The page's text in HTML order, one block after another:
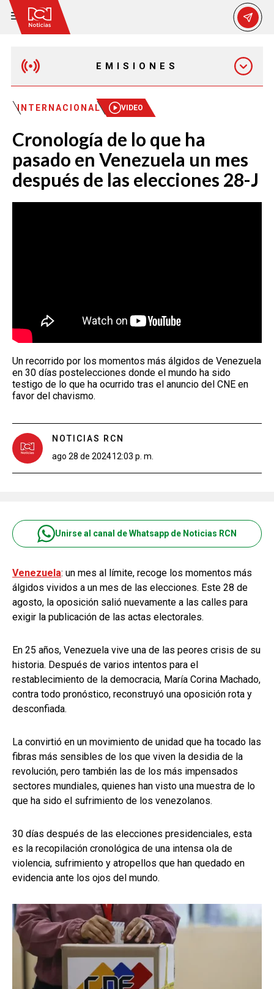
EMISIONES
EMISIÓN 12:30 PM
EMISIÓN 7:00 PM
INTERNACIONAL VIDEO
Cronología de lo que ha
pasado en Venezuela un mes
después de las elecciones 28-J
Un recorrido por los momentos más álgidos de Venezuela
en 30 días postelecciones donde el mundo ha sido
testigo de lo que ha ocurrido tras el anuncio del CNE en
favor del chavismo.
NOTICIAS RCN
ago 28 de 202412:03 p. m.
Unirse al canal de Whatsapp de Noticias RCN
Venezuela: un mes al límite, recoge los momentos más
álgidos vividos a un mes de las elecciones. Este 28 de
agosto, la oposición salió nuevamente a las calles para
exigir la publicación de las actas electorales.
En 25 años, Venezuela vive una de las peores crisis de su
historia. Después de varios intentos para el
restablecimiento de la democracia, María Corina Machado,
contra todo pronóstico, reconstruyó una oposición rota y
desconfiada.
La convirtió en un movimiento de unidad que ha tocado las
fibras más sensibles de los que viven la desidia de la
revolución, pero también las de los más impensados
sectores mundiales, quienes han visto una muestra de lo
que ha sido el sufrimiento de los venezolanos.
30 días después de las elecciones presidenciales, esta
es la recopilación cronológica de una intensa ola de
violencia, sufrimiento y atropellos que han quedado en
evidencia ante los ojos del mundo.